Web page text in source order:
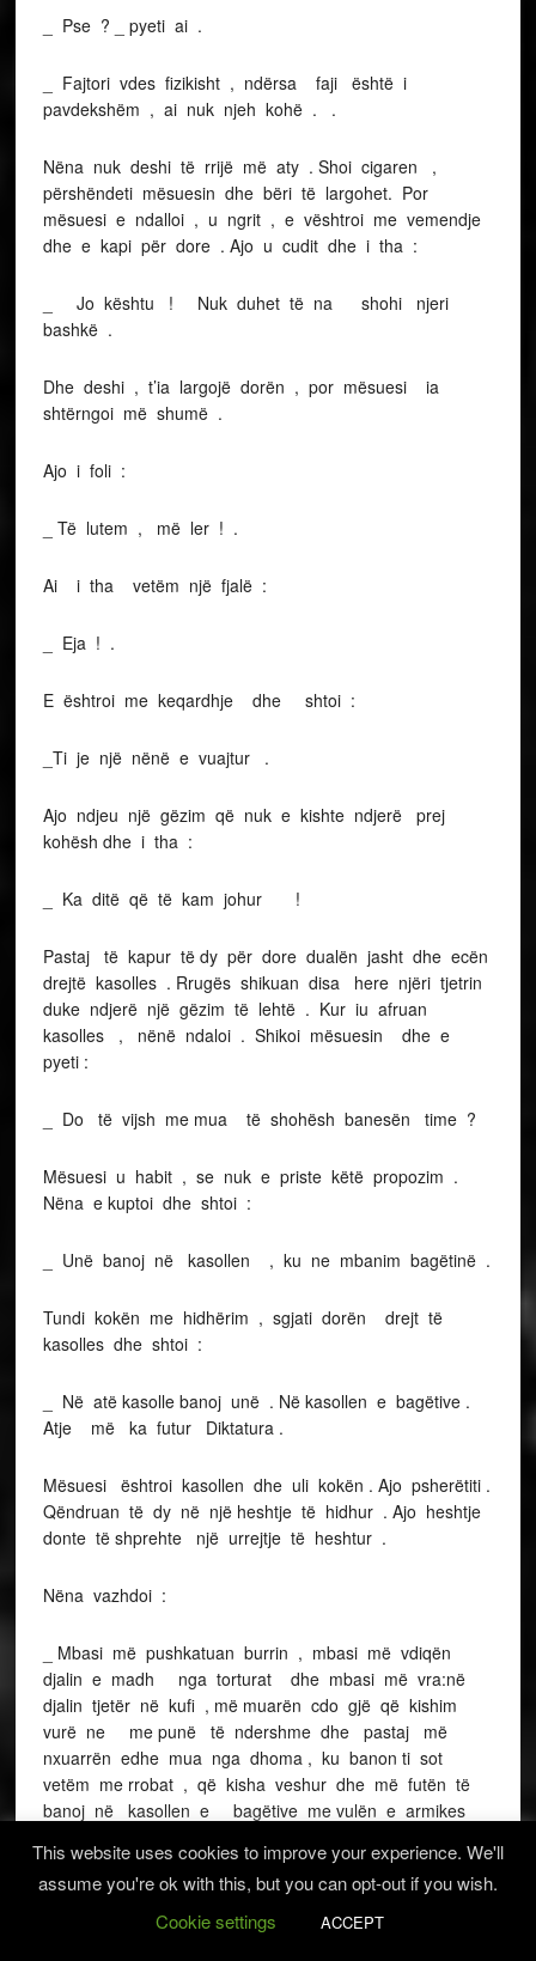
_ Pse ? _ pyeti ai .
_ Fajtori vdes fizikisht , ndërsa faji është i
pavdekshëm , ai nuk njeh kohë . .
Nëna nuk deshi të rrijë më aty . Shoi cigaren ,
përshëndeti mësuesin dhe bëri të largohet. Por
mësuesi e ndalloi , u ngrit , e vështroi me vemendje
dhe e kapi për dore . Ajo u cudit dhe i tha :
_ Jo kështu ! Nuk duhet të na shohi njeri
bashkë .
Dhe deshi , t’ia largojë dorën , por mësuesi ia
shtërngoi më shumë .
Ajo i foli :
_ Të lutem , më ler ! .
Ai i tha vetëm një fjalë :
_ Eja ! .
E ështroi me keqardhje dhe shtoi :
_Ti je një nënë e vuajtur .
Ajo ndjeu një gëzim që nuk e kishte ndjerë prej
kohësh dhe i tha :
_ Ka ditë që të kam johur !
Pastaj të kapur të dy për dore dualën jasht dhe ecën
drejtë kasolles . Rrugës shikuan disa here njëri tjetrin
duke ndjerë një gëzim të lehtë . Kur iu afruan
kasolles , nënë ndaloi . Shikoi mësuesin dhe e
pyeti :
_ Do të vijsh me mua të shohësh banesën time ?
Mësuesi u habit , se nuk e priste këtë propozim .
Nëna e kuptoi dhe shtoi :
_ Unë banoj në kasollen , ku ne mbanim bagëtinë .
Tundi kokën me hidhërim , sgjati dorën drejt të
kasolles dhe shtoi :
_ Në atë kasolle banoj unë . Në kasollen e bagëtive .
Atje më ka futur Diktatura .
Mësuesi ështroi kasollen dhe uli kokën . Ajo psherëtiti .
Qëndruan të dy në një heshtje të hidhur . Ajo heshtje
donte të shprehte një urrejtje të heshtur .
Nëna vazhdoi :
_ Mbasi më pushkatuan burrin , mbasi më vdiqën
djalin e madh nga torturat dhe mbasi më vra:në
djalin tjetër në kufi , më muarën cdo gjë që kishim
vurë ne me punë të ndershme dhe pastaj më
nxuarrën edhe mua nga dhoma , ku banon ti sot
vetëm me rrobat , që kisha veshur dhe më futën të
banoj në kasollen e bagëtive me vulën e armikes
Mori frymë gjatë dhe shtoi :
This website uses cookies to improve your experience. We'll
assume you're ok with this, but you can opt-out if you wish.
Cookie settings
ACCEPT